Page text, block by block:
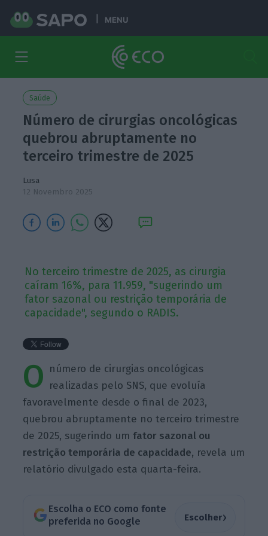
MENU
Saúde
Número de cirurgias oncológicas
quebrou abruptamente no
terceiro trimestre de 2025
Lusa
12 Novembro 2025
No terceiro trimestre de 2025, as cirurgia
caíram 16%, para 11.959, "sugerindo um
fator sazonal ou restrição temporária de
capacidade", segundo o RADIS.
O número de cirurgias oncológicas
realizadas pelo SNS, que evoluía
favoravelmente desde o final de 2023,
quebrou abruptamente no terceiro trimestre
de 2025, sugerindo umfator sazonal ou
restrição temporária de capacidade, revela um
relatório divulgado esta quarta-feira.
Escolha o ECO como fonte
preferida no Google
Escolher›